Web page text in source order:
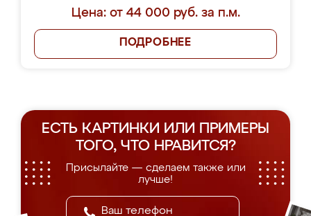
Цена: от 44 000 руб. за п.м.
ПОДРОБНЕЕ
ЕСТЬ КАРТИНКИ ИЛИ ПРИМЕРЫ
ТОГО, ЧТО НРАВИТСЯ?
Присылайте — сделаем также или
лучше!